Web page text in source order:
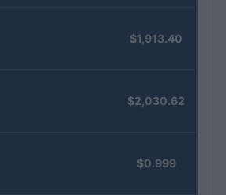
$1,913.40
$2,030.62
$0.999